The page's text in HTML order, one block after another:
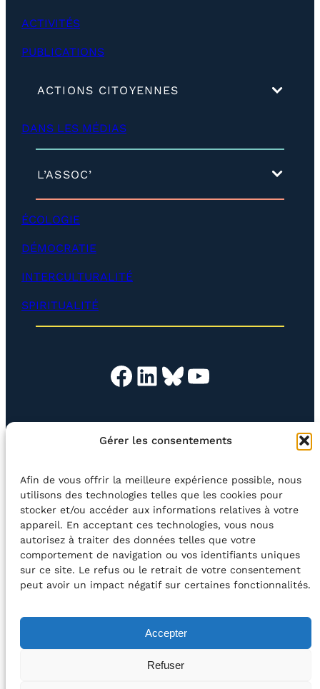
Gérer les consentements
Afin de vous offrir la meilleure expérience possible, nous
utilisons des technologies telles que les cookies pour
stocker et/ou accéder aux informations relatives à votre
appareil. En acceptant ces technologies, vous nous
autorisez à traiter des données telles que votre
comportement de navigation ou vos identifiants uniques
sur ce site. Le refus ou le retrait de votre consentement
peut avoir un impact négatif sur certaines fonctionnalités.
Accepter
Refuser
ACTIVITÉS
PUBLICATIONS
ACTIONS CITOYENNES
p
DANS LES MÉDIAS
L’ASSOC’
é
l
o
p
e
r
)
ÉCOLOGIE
DÉMOCRATIE
INTERCULTURALITÉ
SPIRITUALITÉ
Facebook LinkedIn Bluesky YouTube
EN QUESTION BOUTIQUE NEWSLETTER
CONTACT
Rechercher
©2026 Centre Avec asblBE33 5230​ 8091​ 4546
avec le soutien de la Fédération Wallonie-Bruxelles
POLITIQUE DE CONFIDENTIALITÉ